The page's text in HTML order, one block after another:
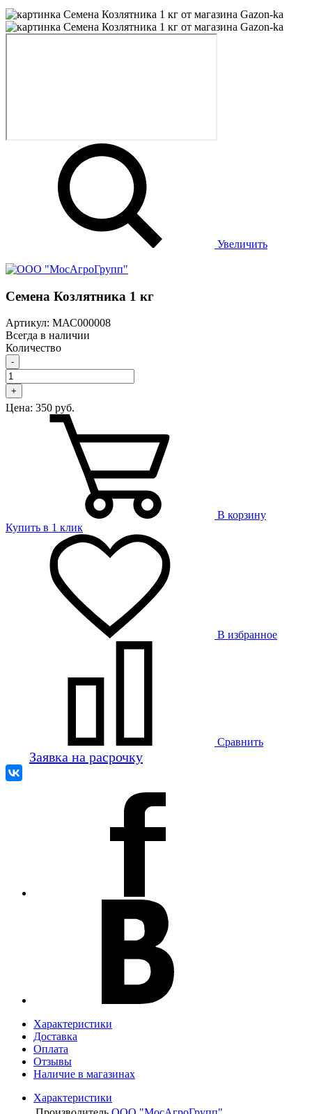
Увеличить
Семена Козлятника 1 кг
Артикул: МАС000008
Всегда в наличии
Количество
-
+
Цена: 350 руб.
В корзину
Купить в 1 клик
В избранное
Сравнить
Заявка на расрочку
Характеристики
Доставка
Оплата
Отзывы
Наличие в магазинах
Характеристики